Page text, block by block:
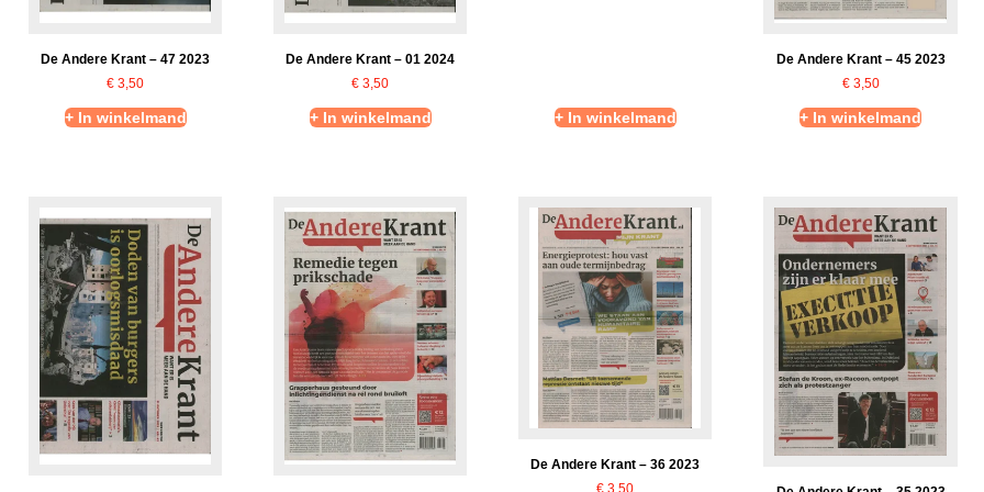
De Andere Krant – 47 2023
€ 3,50
+ In winkelmand
De Andere Krant – 01 2024
€ 3,50
+ In winkelmand + In winkelmand
De Andere Krant – 45 2023
€3,50
+ In winkelmand
De Andere Krant – 36 2023
€ 3,50